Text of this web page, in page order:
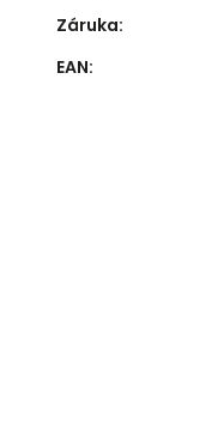
Záruka:
EAN: